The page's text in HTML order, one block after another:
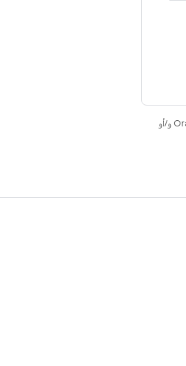
. إنّ Java وOpenJDK هما علامتان تجاريتان مسجَّلتان لشركة Oracle و/أو